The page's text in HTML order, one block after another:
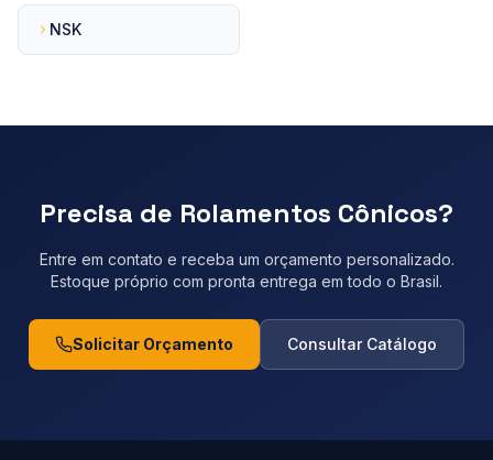
NSK
Precisa de Rolamentos Cônicos?
Entre em contato e receba um orçamento personalizado.
Estoque próprio com pronta entrega em todo o Brasil.
Solicitar Orçamento Consultar Catálogo